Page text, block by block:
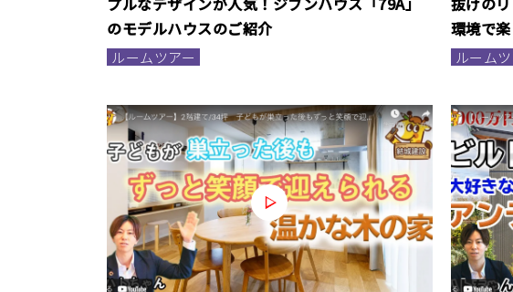
のモデルハウスのご紹介
ルームツアー
環境で
ルーム